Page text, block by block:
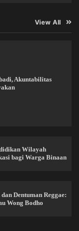
View All
Akuntabilitas
Wilayah
bagi Warga Binaan
Dentuman Reggae:
Wong Bodho